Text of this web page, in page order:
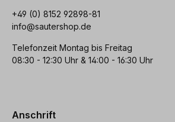
+49 (0) 8152 92898-81
info@sautershop.de
Telefonzeit Montag bis Freitag
08:30 - 12:30 Uhr & 14:00 - 16:30 Uhr
Anschrift